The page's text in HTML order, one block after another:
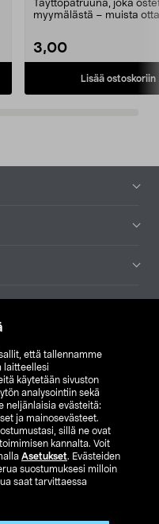
että tallennamme
laitteellesi
käytetään sivuston
analysointiin sekä
neljänlaisia evästeitä:
ja mainosevästeet.
sillä ne ovat
kannalta. Voit
Asetukset. Evästeiden
suostumuksesi milloin
saat tarvittaessa
Täyttöpatruuna, joka
myymälästä – muista
3,00
Lisää ostoskoriin
FI